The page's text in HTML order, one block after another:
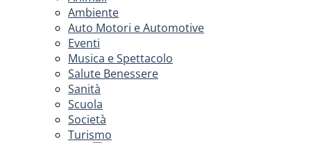
Ambiente
Auto Motori e Automotive
Eventi
Musica e Spettacolo
Salute Benessere
Sanità
Scuola
Società
Turismo